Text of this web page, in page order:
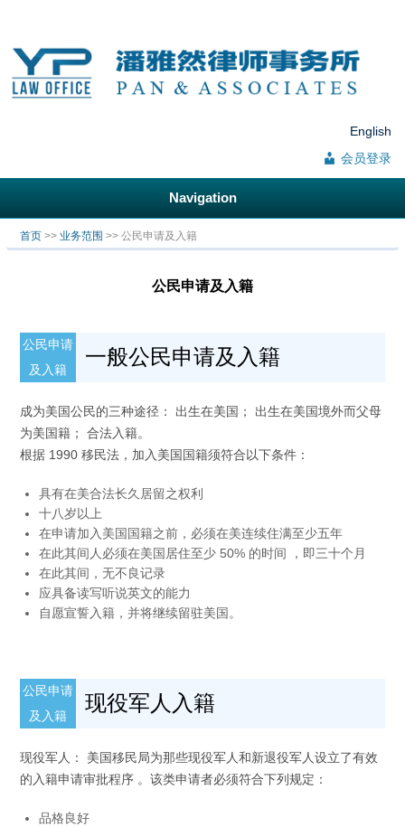
English
会员登录
Navigation
你在这里
首页 >> 业务范围 >> 公民申请及入籍
公民申请及入籍
公民申请
及入籍
一般公民申请及入籍
成为美国公民的三种途径： 出生在美国； 出生在美国境外而父母
为美国籍； 合法入籍。
根据 1990 移民法，加入美国国籍须符合以下条件：
具有在美合法长久居留之权利
十八岁以上
在申请加入美国国籍之前，必须在美连续住满至少五年
在此其间人必须在美国居住至少 50% 的时间 ，即三十个月
在此其间，无不良记录
应具备读写听说英文的能力
自愿宣誓入籍，并将继续留驻美国。
公民申请
及入籍
现役军人入籍
现役军人： 美国移民局为那些现役军人和新退役军人设立了有效
的入籍申请审批程序 。该类申请者必须符合下列规定：
品格良好